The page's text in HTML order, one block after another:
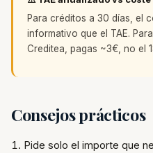
Para créditos a 30 días, el
informativo que el TAE.
Creditea, pagas ~3€, no el
Consejos prácticos
Pide solo el importe que